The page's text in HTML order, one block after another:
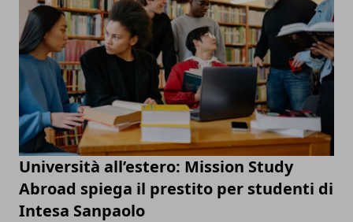
Università all’estero: Mission Study
Abroad spiega il prestito per studenti di
Intesa Sanpaolo